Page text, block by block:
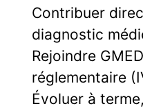
Contribuer
diagnostic
Rejoindre
réglementaire
Évoluer à